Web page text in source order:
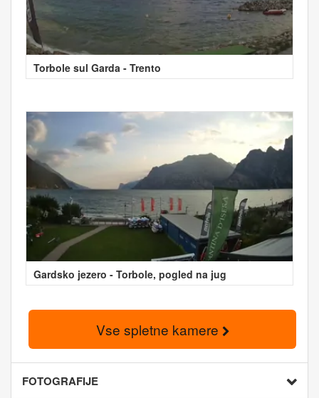
Torbole sul Garda - Trento
Gardsko jezero - Torbole, pogled na jug
Vse spletne kamere
FOTOGRAFIJE